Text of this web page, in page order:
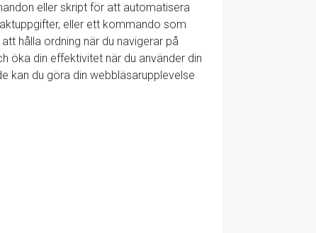
eller skript för att automatisera
eller ett kommando som
hålla ordning när du navigerar på
öka din effektivitet när du använder din
kan du göra din webbläsarupplevelse